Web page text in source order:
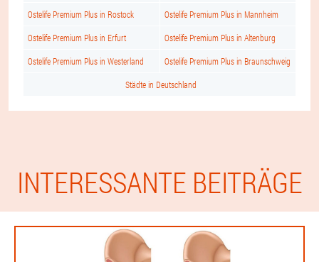
Ostelife Premium Plus in Rostock Ostelife Premium Plus in Mannheim
Ostelife Premium Plus in Erfurt Ostelife Premium Plus in Altenburg
Ostelife Premium Plus in Westerland Ostelife Premium Plus in Braunschweig
Städte in Deutschland
INTERESSANTE BEITRÄGE